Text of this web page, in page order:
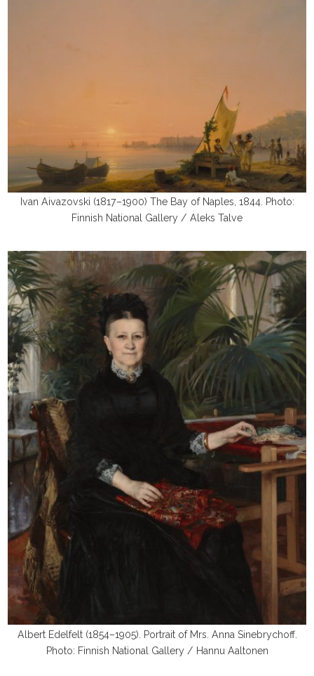
Ivan Aivazovski (1817–1900) The Bay of Naples, 1844. Photo:
Finnish National Gallery / Aleks Talve
Albert Edelfelt (1854–1905). Portrait of Mrs. Anna Sinebrychoff.
Photo: Finnish National Gallery / Hannu Aaltonen